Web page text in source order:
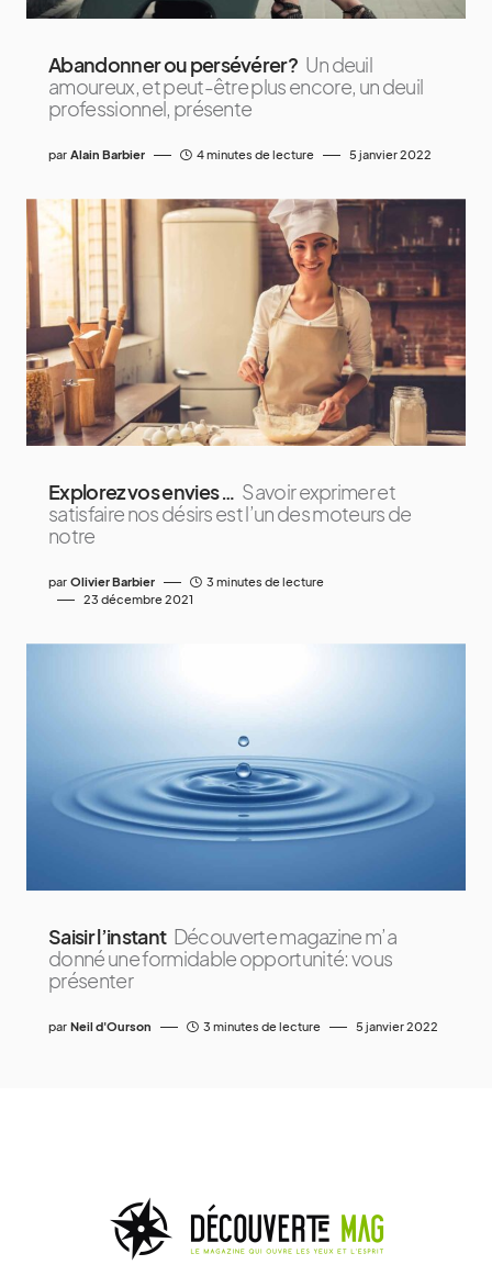
Abandonner ou persévérer? Un deuil
amoureux, et peut-être plus encore, un deuil
professionnel, présente
par Alain Barbier 4 minutes de lecture 5 janvier 2022
Explorez vos envies … Savoir exprimer et
satisfaire nos désirs est l’un des moteurs de
notre
par Olivier Barbier
3 minutes de lecture
23 décembre 2021
Saisir l’instant Découverte magazine m’a
donné une formidable opportunité: vous
présenter
par Neil d'Ourson 3 minutes de lecture 5 janvier 2022